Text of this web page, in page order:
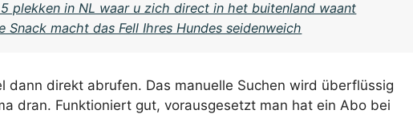
plekken in NL waar u zich direct in het buitenland waant
Snack macht das Fell Ihres Hundes seidenweich
dann direkt abrufen. Das manuelle Suchen wird überflüssig
dran. Funktioniert gut, vorausgesetzt man hat ein Abo bei